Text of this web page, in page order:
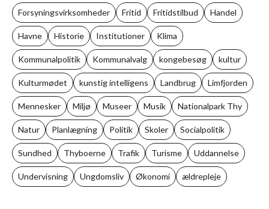
Forsyningsvirksomheder Fritid Fritidstilbud Handel
Havne Historie Institutioner Klima
Kommunalpolitik Kommunalvalg kongebesøg kultur
Kulturmødet kunstig intelligens Landbrug Limfjorden
Mennesker Miljø Museer Musik Nationalpark Thy
Natur Planlægning Politik Skoler Socialpolitik
Sundhed Thyboerne Trafik Turisme Uddannelse
Undervisning Ungdomsliv Økonomi ældrepleje